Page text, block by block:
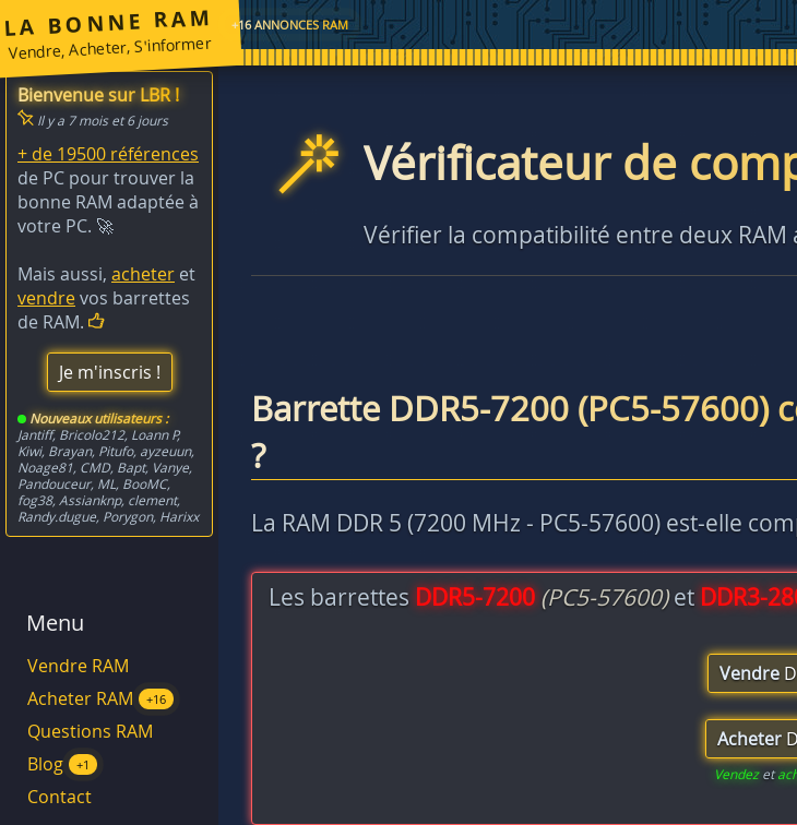
LA BONNE RAM
Vendre, Acheter, S'informer
+16 ANNONCES RAM
Vérificateur de
Vérifier la compatibilité entre deux
Barrette DDR5-7200 (PC5-57600)
?
La RAM DDR 5 (7200 MHz - PC5-57600) est-elle
Les barrettes DDR5-7200 (PC5-57600)et DDR3-
Vendre
Acheter
Vendezet
Bienvenue sur LBR !
Il y a 7 mois et 6 jours
+ de 19500 références
de PC pour trouver la
bonne RAM adaptée à
votre PC. 🚀
Mais aussi, acheter et
vendrevos barrettes
de RAM.
Je m'inscris !
Nouveaux utilisateurs :
Jantiff, Bricolo212, Loann P,
Kiwi, Brayan, Pitufo, ayzeuun,
Noage81, CMD, Bapt, Vanye,
Pandouceur, ML, BooMC,
fog38, Assianknp, clement,
Randy.dugue, Porygon, Harixx
Menu
Vendre RAM
Acheter RAM
+16
Questions RAM
Blog
+1
Contact